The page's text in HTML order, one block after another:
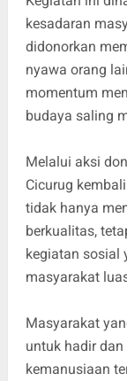
kesadaran
didonorkan
nyawa orang
momentum
budaya saling
Melalui aksi
Cicurug
tidak hanya
berkualitas,
kegiatan sosial
masyarakat
Masyarakat
untuk hadir
kemanusiaan